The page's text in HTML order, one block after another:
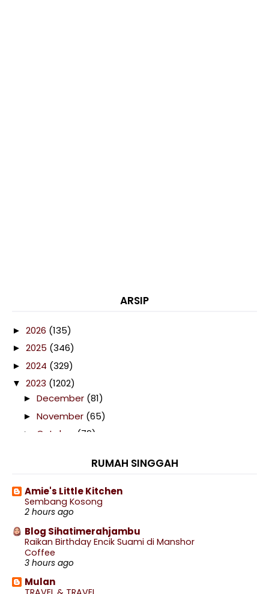
ARSIP
► 2026 (135)
► 2025 (346)
► 2024 (329)
▼ 2023 (1202)
► December (81)
► November (65)
► October (79)
(132)
► July (123)
▼June(96)
Telefilem Kafankan Aku Dengan Ihram (Astro
Oasis)
Selamat Hari Raya Aidiladha 2023
Telefilem Ketika Daun Berzikir (TV3)
Telefilem Opah Jangan Lupa (TV1)
RUMAH SINGGAH
Amie's Little Kitchen
Sembang Kosong
2 hours ago
Blog Sihatimerahjambu
Raikan Birthday Encik Suami di Manshor
Coffee
3 hours ago
Mulan